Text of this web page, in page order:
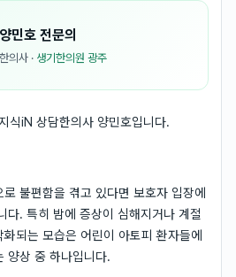
양민호 전문의
한의사 · 생기한의원 광주
식iN 상담한의사 양민호입니다.
불편함을 겪고 있다면 보호자 입장에
다. 특히 밤에 증상이 심해지거나 계절
되는 모습은 어린이 아토피 환자들에
양상 중 하나입니다.